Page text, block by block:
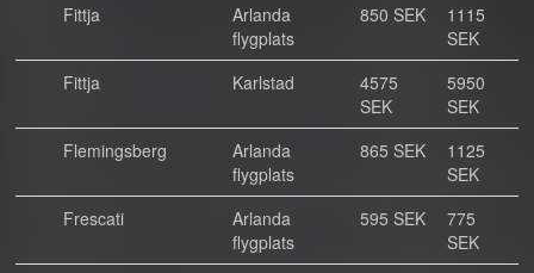
Fittja
Arlanda
flygplats
850 SEK
1115
SEK
Fittja
Karlstad
4575
SEK
5950
SEK
Flemingsberg
Arlanda
flygplats
865 SEK
1125
SEK
Frescati
Arlanda
flygplats
595 SEK
775
SEK